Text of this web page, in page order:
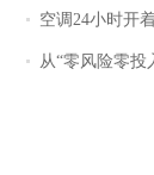
空调24小时开
从“零风险零投入”到负债百万：